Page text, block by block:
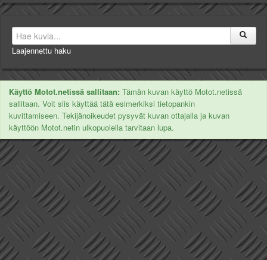
Laajennettu haku
Käyttö Motot.netissä sallitaan: Tämän kuvan käyttö Motot.netissä
sallitaan. Voit siis käyttää tätä esimerkiksi tietopankin
kuvittamiseen. Tekijänoikeudet pysyvät kuvan ottajalla ja kuvan
käyttöön Motot.netin ulkopuolella tarvitaan lupa.